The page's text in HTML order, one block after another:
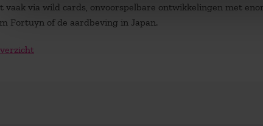
vaak via wild cards, onvoorspelbare ontwikkelingen met
Fortuyn of de aardbeving in Japan.